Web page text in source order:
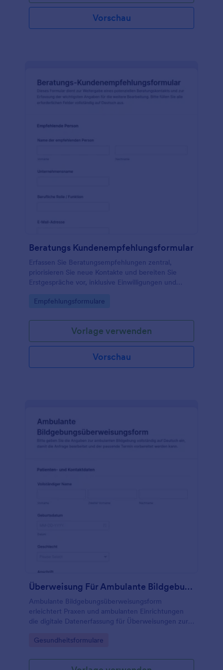
Vorschau
Beratungs Kundenempfehlungsformular
Erfassen Sie Beratungsempfehlungen zentral,
priorisieren Sie neue Kontakte und bereiten Sie
Erstgespräche vor, inklusive Einwilligungen und
Kundenempfehlungsformular in Jotform.
Go to Category:
Empfehlungsformulare
Vorlage verwenden
Vorschau
Überweisung Für Ambulante Bildgebung Formular
Ambulante Bildgebungsüberweisungsform
erleichtert Praxen und ambulanten Einrichtungen
die digitale Datenerfassung für Überweisungen zur
Rückmeldeweg, und sammelt Formularantworten
Go to Category:
Gesundheitsformulare